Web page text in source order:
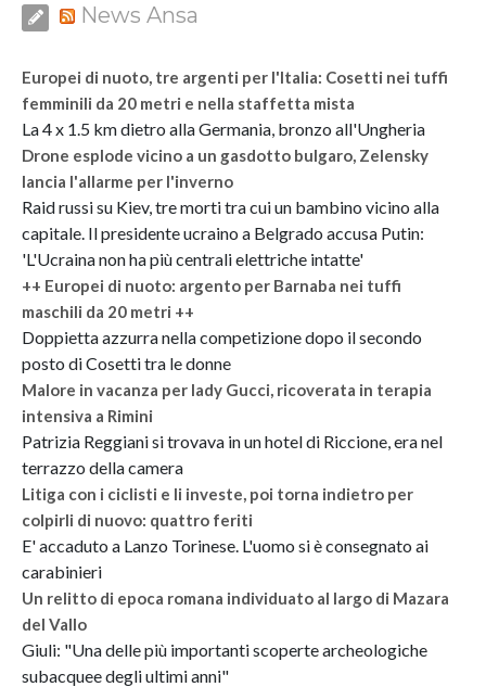
News Ansa
Europei di nuoto, tre argenti per l'Italia: Cosetti nei tuffi
femminili da 20 metri e nella staffetta mista
La 4 x 1.5 km dietro alla Germania, bronzo all'Ungheria
Drone esplode vicino a un gasdotto bulgaro, Zelensky
lancia l'allarme per l'inverno
Raid russi su Kiev, tre morti tra cui un bambino vicino alla
capitale. Il presidente ucraino a Belgrado accusa Putin:
'L'Ucraina non ha più centrali elettriche intatte'
++ Europei di nuoto: argento per Barnaba nei tuffi
maschili da 20 metri ++
Doppietta azzurra nella competizione dopo il secondo
posto di Cosetti tra le donne
Malore in vacanza per lady Gucci, ricoverata in terapia
intensiva a Rimini
Patrizia Reggiani si trovava in un hotel di Riccione, era nel
terrazzo della camera
Litiga con i ciclisti e li investe, poi torna indietro per
colpirli di nuovo: quattro feriti
E' accaduto a Lanzo Torinese. L'uomo si è consegnato ai
carabinieri
Un relitto di epoca romana individuato al largo di Mazara
del Vallo
Giuli: "Una delle più importanti scoperte archeologiche
subacquee degli ultimi anni"